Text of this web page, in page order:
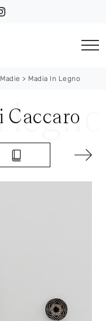
Madie > Madia In Legno
Caccaro